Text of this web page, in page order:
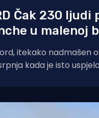
Čak 230 ljudi
u malenoj
itekako nadmašen
kada je isto